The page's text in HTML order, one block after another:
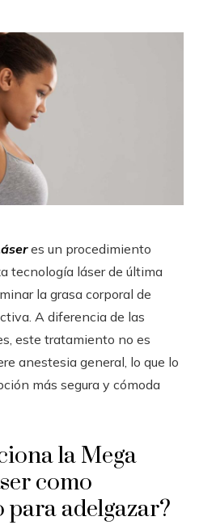
es un procedimiento
tecnología láser de última
la grasa corporal de
A diferencia de las
este tratamiento no es
anestesia general, lo que lo
más segura y cómoda
la Mega
como
adelgazar?